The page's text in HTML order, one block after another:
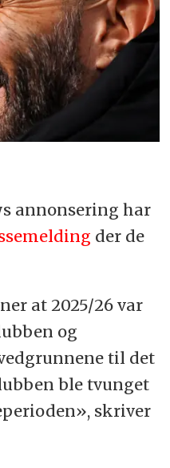
annonsering har
der de
at 2025/26 var
og
til det
ble tvunget
skriver